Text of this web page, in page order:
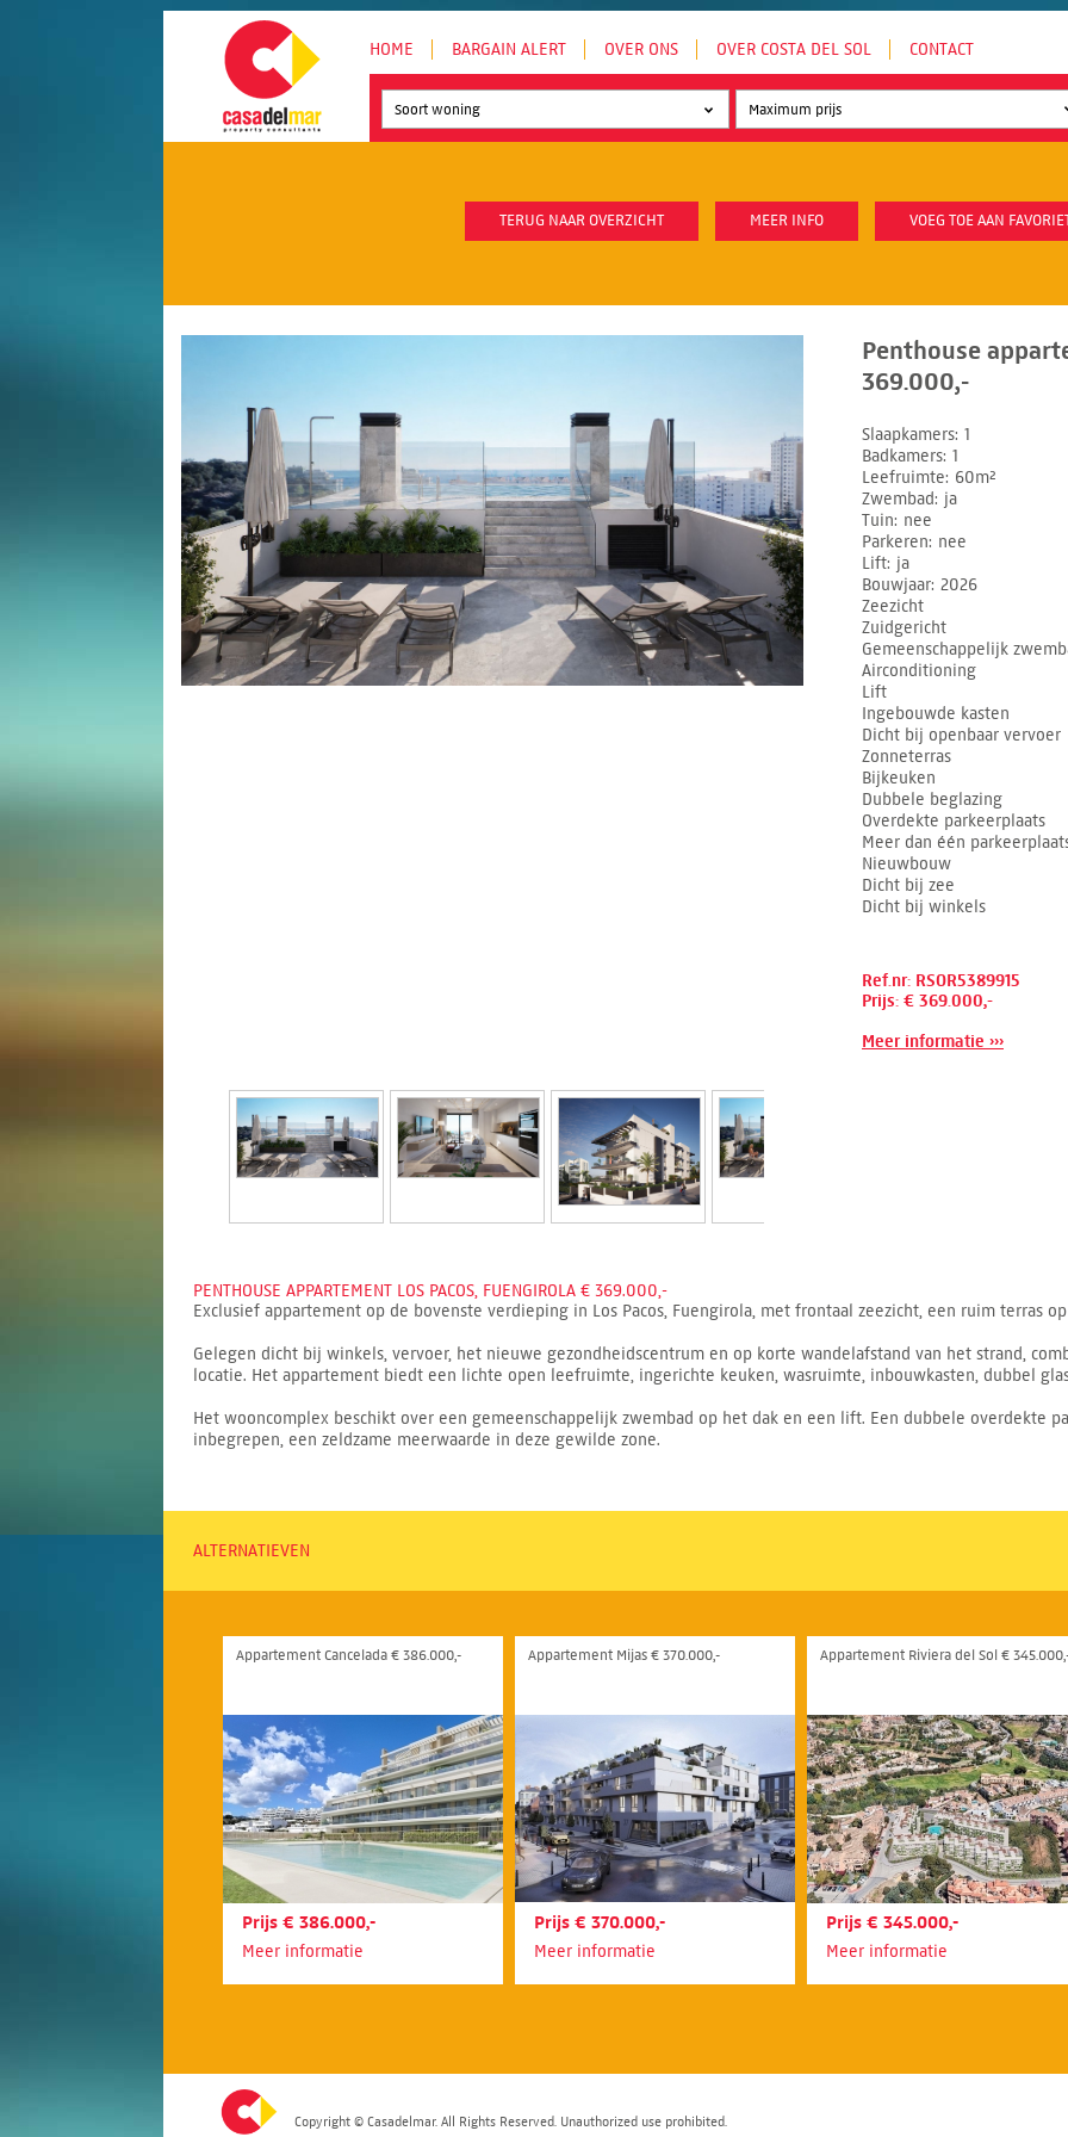
HOME BARGAIN ALERT OVER ONS OVER COSTA DEL SOL CONTACT
Soort woning
TERUG NAAR OVERZICHT MEER INFO VOEG TOE AAN
Penthouse
369.000,-
Slaapkamers 1
Badkamers 1
Leefruimte 60m²
Zwembad
ja
Tuin nee
Parkeren nee
Lift ja
Bouwjaar 2026
Zeezicht
Zuidgericht
Gemeenschappelijk
Airconditioning
Lift
Ingebouwde kasten
Dicht bij openbaar vervoer
Zonneterras
Bijkeuken
Dubbele beglazing
Overdekte parkeerplaats
Meer dan één
Nieuwbouw
Dicht bij zee
Dicht bij winkels
Ref.nr: RSOR5389915
Prijs: € 369.000,-
Meer informatie ›››
PENTHOUSE APPARTEMENT LOS PACOS, FUENGIROLA € 369.000,-
Exclusief appartement op de bovenste verdieping in Los Pacos, Fuengirola, met frontaal zeezicht, een ruim terras
Gelegen dicht bij winkels, vervoer, het nieuwe gezondheidscentrum en op korte wandelafstand van het strand,
locatie. Het appartement biedt een lichte open leefruimte, ingerichte keuken, wasruimte, inbouwkasten, dubbel
Het wooncomplex beschikt over een gemeenschappelijk zwembad op het dak en een lift. Een dubbele overdekte
inbegrepen, een zeldzame meerwaarde in deze gewilde zone.
ALTERNATIEVEN
Appartement Cancelada € 386.000,-
Prijs € 386.000,-
Meer informatie
Appartement Mijas € 370.000,-
Prijs € 370.000,-
Meer informatie
Appartement Riviera del Sol €
Prijs € 345.000,-
Meer informatie
Copyright © Casadelmar. All Rights Reserved. Unauthorized use prohibited.